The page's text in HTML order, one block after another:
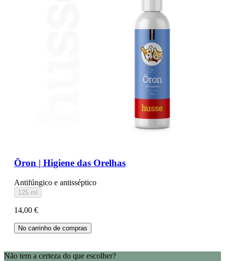
Öron | Higiene das Orelhas
Antifúngico e antisséptico
125 ml
14,00 €
No carrinho de compras
Não tem a certeza do que escolher?